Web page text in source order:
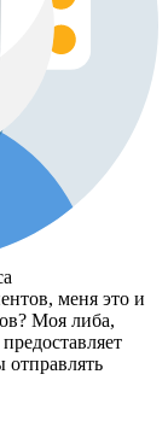
меня это и
Моя либа,
отправлять